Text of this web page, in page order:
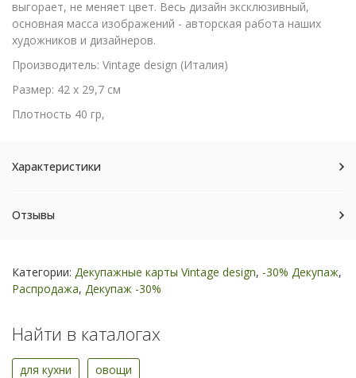
выгорает, не меняет цвет. Весь дизайн эксклюзивный,
основная масса изображений - авторская работа наших
художников и дизайнеров.
Производитель: Vintage design (Италия)
Размер: 42 х 29,7 см
Плотность 40 гр,
Характеристики
Отзывы
Категории: Декупажные карты Vintage design, -30% Декупаж,
Распродажа, Декупаж -30%
Найти в каталогах
для кухни овощи